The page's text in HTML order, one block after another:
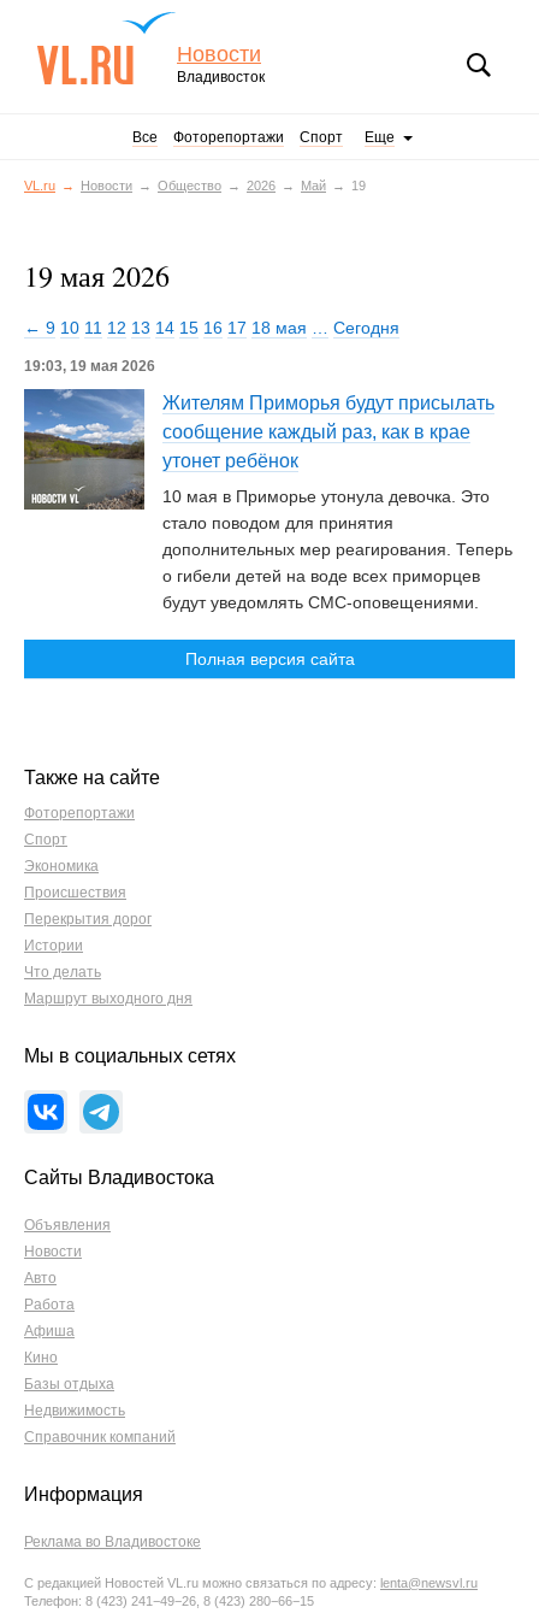
Новости
Владивосток
Все Фоторепортажи Спорт Еще
VL.ru Новости Общество 2026 Май 19
19 мая 2026
← 9 10 11 12 13 14 15 16 17 18 мая Сегодня
19:03, 19 мая 2026
Жителям Приморья будут присылать
сообщение каждый раз, как в крае
утонет ребёнок
10 мая в Приморье утонула девочка. Это
стало поводом для принятия
дополнительных мер реагирования. Теперь
о гибели детей на воде всех приморцев
будут уведомлять СМС-оповещениями.
Полная версия сайта
Также на сайте
Фоторепортажи
Спорт
Экономика
Происшествия
Перекрытия дорог
Истории
Что делать
Маршрут выходного дня
Мы в социальных сетях
Сайты Владивостока
Объявления
Новости
Авто
Работа
Афиша
Кино
Базы отдыха
Недвижимость
Справочник компаний
Информация
Реклама во Владивостоке
С редакцией Новостей VL.ru можно связаться по адресу: lenta@newsvl.ru
Телефон: 8 (423) 241−49−26, 8 (423) 280−66−15